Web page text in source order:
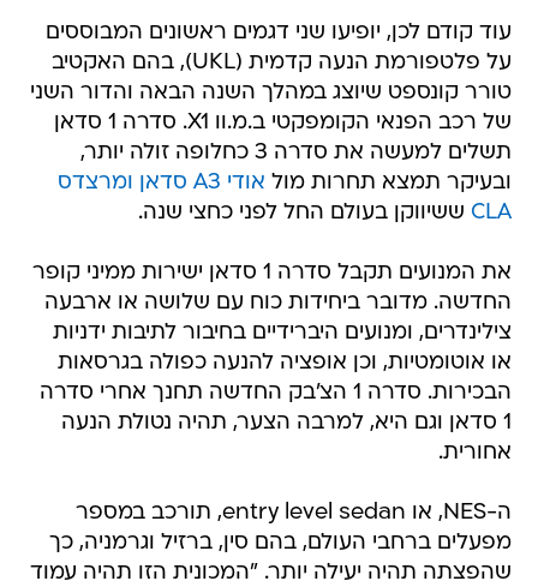
עוד קודם לכן, יופיעו שני דגמים ראשונים המבוססים
על פלטפורמת הנעה קדמית (UKL), בהם האקטיב
טורר קונספט שיוצג במהלך השנה הבאה והדור השני
של רכב הפנאי הקומפקטי ב.מ.וו X1. סדרה 1 סדאן
תשלים למעשה את סדרה 3 כחלופה זולה יותר,
ובעיקר תמצא תחרות מול אודי A3 סדאן
ומרצדס
CLA ששיווקן בעולם החל לפני כחצי שנה.
את המנועים תקבל סדרה 1 סדאן ישירות ממיני קופר
החדשה. מדובר ביחידות כוח עם שלושה או ארבעה
צילינדרים, ומנועים היברידיים בחיבור לתיבות ידניות
או אוטומטיות, וכן אופציה להנעה כפולה בגרסאות
הבכירות. סדרה 1 הצ'בק החדשה תחנך אחרי סדרה
1 סדאן וגם היא, למרבה הצער, תהיה נטולת הנעה
אחורית.
ה-NES, או entry level sedan, תורכב במספר
מפעלים ברחבי העולם, בהם סין, ברזיל וגרמניה, כך
שהפצתה תהיה יעילה יותר. "המכונית הזו תהיה עמוד